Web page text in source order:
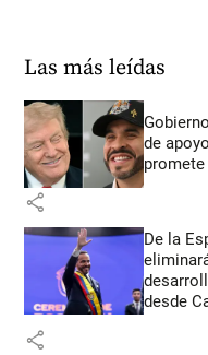
Las más leídas
de
share
De la
desde
share